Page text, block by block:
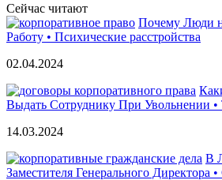
Сейчас читают
Почему Люди
Работу • Психические расстройства
02.04.2024
Выдать Сотруднику При Увольнении •
14.03.2024
В
Заместителя Генерального Директора